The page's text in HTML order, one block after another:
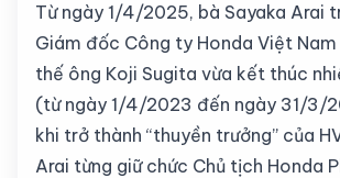
Từ ngày 1/4/2025, bà Sayaka Arai
Giám đốc Công ty Honda Việt
thế ông Koji Sugita vừa kết thúc
(từ ngày 1/4/2023 đến ngày 31/3/
khi trở thành “thuyền trưởng” của
Arai từng giữ chức Chủ tịch Honda